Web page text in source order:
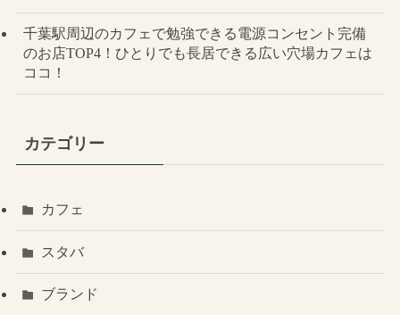
千葉駅周辺のカフェで勉強できる電源コンセント完備
のお店TOP4！ひとりでも長居できる広い穴場カフェは
ココ！
カテゴリー
カフェ
スタバ
ブランド